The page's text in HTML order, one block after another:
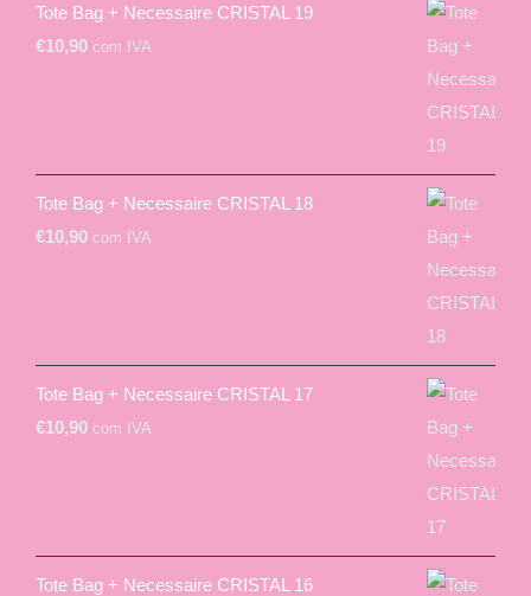
Tote Bag + Necessaire CRISTAL 19
€10,90 com IVA
Tote Bag + Necessaire CRISTAL 18
€10,90 com IVA
Tote Bag + Necessaire CRISTAL 17
€10,90 com IVA
Tote Bag + Necessaire CRISTAL 16